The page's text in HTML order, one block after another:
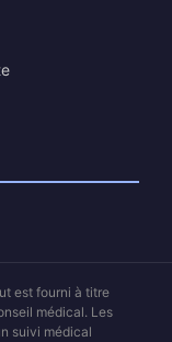
est fourni à titre
médical. Les
suivi médical